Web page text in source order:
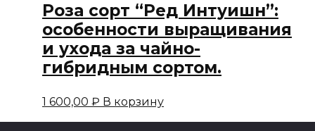
Роза сорт “Ред Интуишн”:
особенности выращивания
и ухода за чайно-
гибридным сортом.
1 600,00 ₽ В корзину